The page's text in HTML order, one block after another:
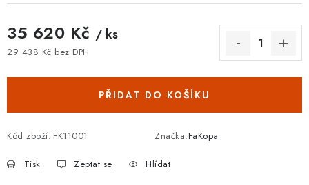
35 620 Kč / ks
29 438 Kč bez DPH
PŘIDAT DO KOŠÍKU
Kód zboží: FK11001 Značka:FaKopa
Tisk Zeptat se Hlídat